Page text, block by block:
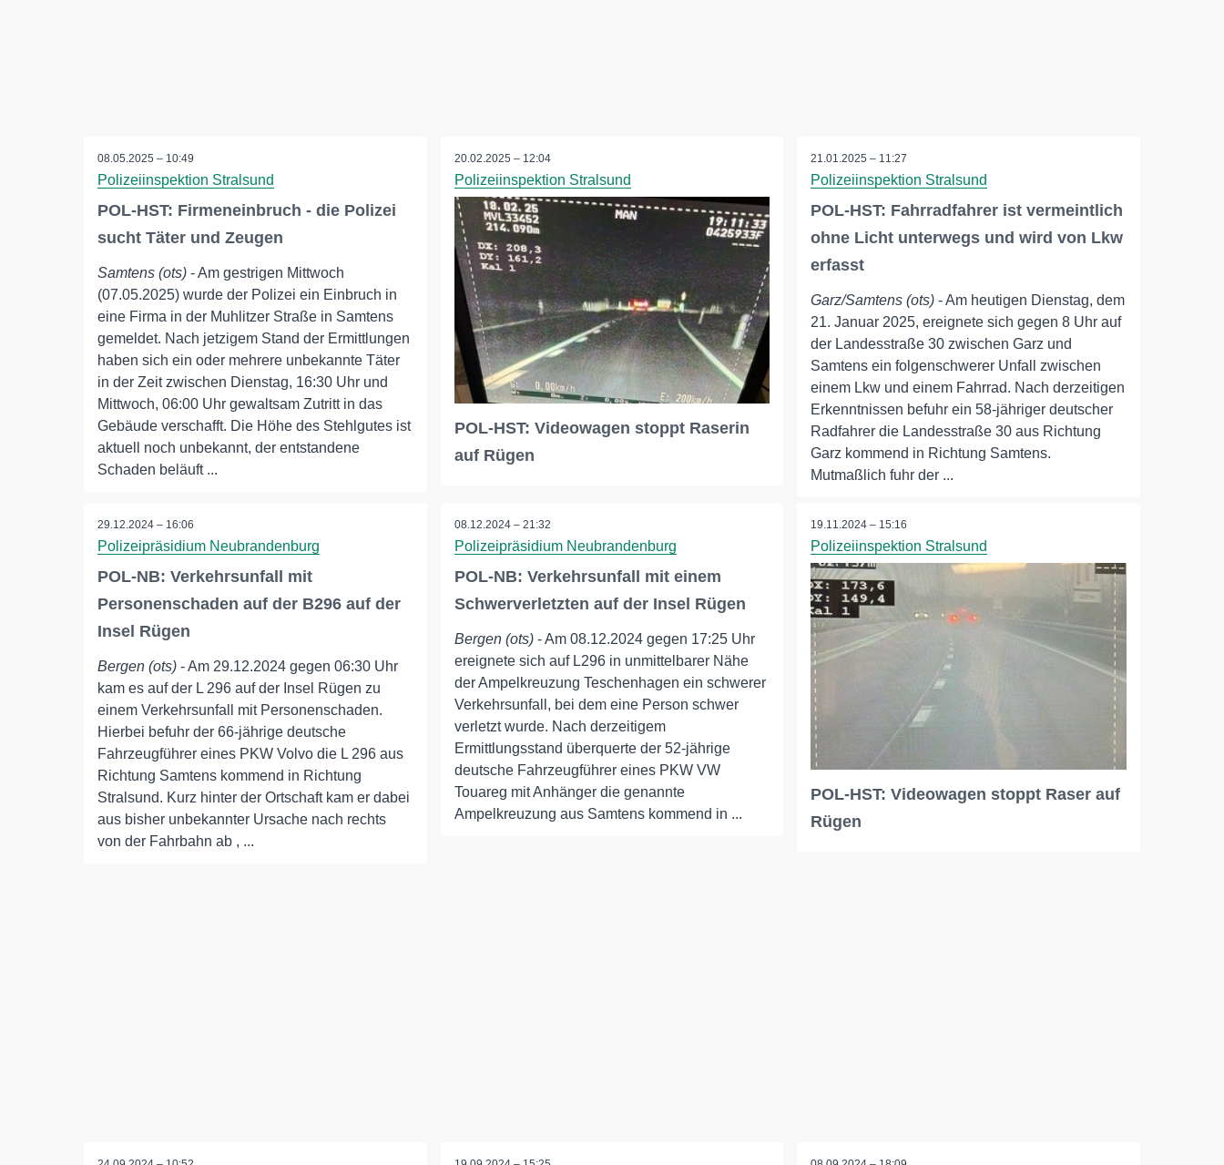
08.05.2025 – 10:49
Polizeiinspektion Stralsund
POL-HST: Firmeneinbruch - die Polizei
sucht Täter und Zeugen
Samtens (ots) - Am gestrigen Mittwoch
(07.05.2025) wurde der Polizei ein Einbruch in
eine Firma in der Muhlitzer Straße in Samtens
gemeldet. Nach jetzigem Stand der Ermittlungen
haben sich ein oder mehrere unbekannte Täter
in der Zeit zwischen Dienstag, 16:30 Uhr und
Mittwoch, 06:00 Uhr gewaltsam Zutritt in das
Gebäude verschafft. Die Höhe des Stehlgutes ist
aktuell noch unbekannt, der entstandene
Schaden beläuft ...
20.02.2025 – 12:04
Polizeiinspektion Stralsund
POL-HST: Videowagen stoppt Raserin
auf Rügen
21.01.2025 – 11:27
Polizeiinspektion Stralsund
POL-HST: Fahrradfahrer ist vermeintlich
ohne Licht unterwegs und wird von Lkw
erfasst
Garz/Samtens (ots) - Am heutigen Dienstag, dem
21. Januar 2025, ereignete sich gegen 8 Uhr auf
der Landesstraße 30 zwischen Garz und
Samtens ein folgenschwerer Unfall zwischen
einem Lkw und einem Fahrrad. Nach derzeitigen
Erkenntnissen befuhr ein 58-jähriger deutscher
Radfahrer die Landesstraße 30 aus Richtung
Garz kommend in Richtung Samtens.
Mutmaßlich fuhr der ...
29.12.2024 – 16:06
Polizeipräsidium Neubrandenburg
POL-NB: Verkehrsunfall mit
Personenschaden auf der B296 auf der
Insel Rügen
Bergen (ots) - Am 29.12.2024 gegen 06:30 Uhr
kam es auf der L 296 auf der Insel Rügen zu
einem Verkehrsunfall mit Personenschaden.
Hierbei befuhr der 66-jährige deutsche
Fahrzeugführer eines PKW Volvo die L 296 aus
Richtung Samtens kommend in Richtung
Stralsund. Kurz hinter der Ortschaft kam er dabei
aus bisher unbekannter Ursache nach rechts
von der Fahrbahn ab , ...
08.12.2024 – 21:32
Polizeipräsidium Neubrandenburg
POL-NB: Verkehrsunfall mit einem
Schwerverletzten auf der Insel Rügen
Bergen (ots)- Am 08.12.2024 gegen 17:25 Uhr
ereignete sich auf L296 in unmittelbarer Nähe
der Ampelkreuzung Teschenhagen ein schwerer
Verkehrsunfall, bei dem eine Person schwer
verletzt wurde. Nach derzeitigem
Ermittlungsstand überquerte der 52-jährige
deutsche Fahrzeugführer eines PKW VW
Touareg mit Anhänger die genannte
Ampelkreuzung aus Samtens kommend in ...
19.11.2024 – 15:16
Polizeiinspektion Stralsund
POL-HST: Videowagen stoppt Raser auf
Rügen